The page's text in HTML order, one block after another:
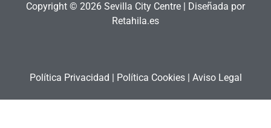
Copyright © 2026 Sevilla City Centre | Diseñada por
Retahila.es
Política Privacidad | Política Cookies| Aviso Legal